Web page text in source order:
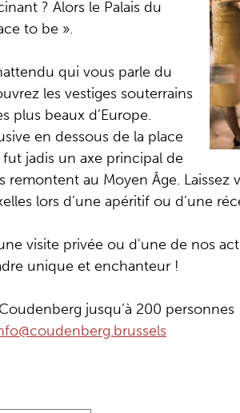
? Alors le Palais du
to be ».
qui vous parle du
les vestiges souterrains
plus beaux d’Europe.
en dessous de la place
jadis un axe principal de
remontent au Moyen Âge.
lors d’une apéritif ou d’une
visite privée ou d'une de nos
unique et enchanteur !
jusqu’à 200 personnes